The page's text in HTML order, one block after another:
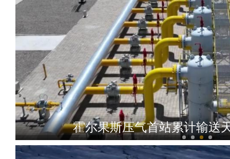
霍尔果斯压气首站累计输送